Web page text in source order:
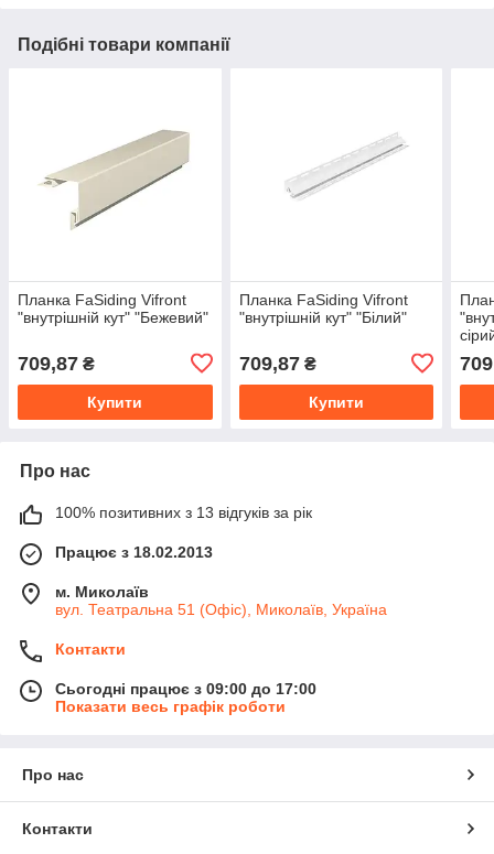
Подібні товари компанії
Планка FaSiding Vifront
"внутрішній кут" "Бежевий"
709,87 ₴
Купити
Планка FaSiding Vifront
"внутрішній кут" "Білий"
709,87₴
Купити
Про нас
100% позитивних з 13 відгуків за рік
Працює з 18.02.2013
м. Миколаїв
вул. Театральна 51 (Офіс), Миколаїв, Україна
Контакти
Сьогодні працює з 09:00 до 17:00
Показати весь графік роботи
Про нас
Контакти